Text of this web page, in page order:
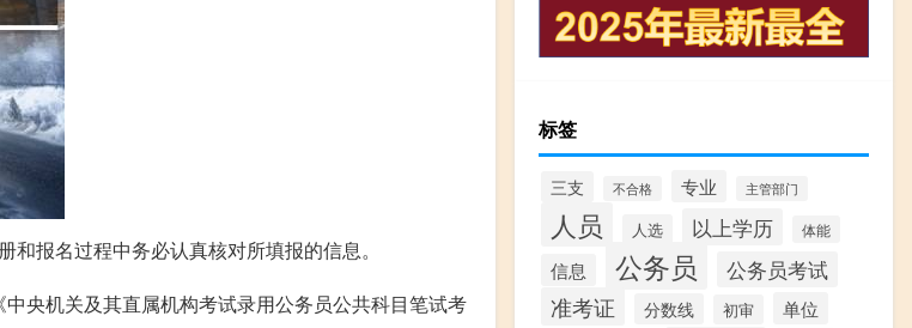
报名过程中务必认真核对所填报的信息。
央机关及其直属机构考试录用公务员公共科目笔试考
标签
三支 不合格 专业 主管部门
人员 人选 以上学历 体能
信息 公务员 公务员考试
准考证 分数线 初审 单位